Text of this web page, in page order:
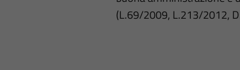
(L.69/2009, L.213/2012,